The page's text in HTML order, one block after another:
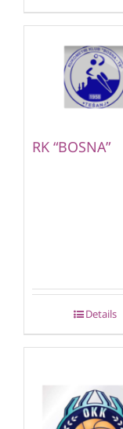
RK “BOSNA”
Details